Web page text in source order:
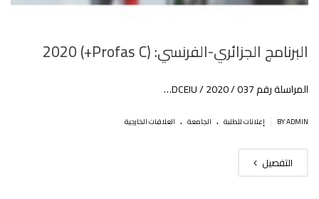
البرنامج الجزائري-الفرنسي: (Profas C+) 2020
المراسلة رقم 037 / DCEIU / 2020…
BY ADMIN إعلانات للطلبة . الجامعة . العلاقات الخارجية
التفصيل